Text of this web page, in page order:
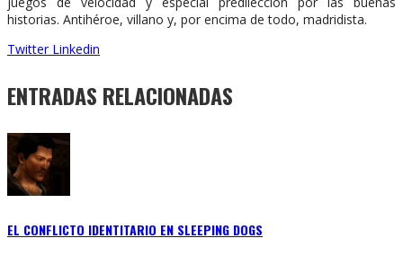
historias. Antihéroe, villano y, por encima de todo, madridista.
Twitter Linkedin
ENTRADAS RELACIONADAS
EL CONFLICTO IDENTITARIO EN SLEEPING DOGS